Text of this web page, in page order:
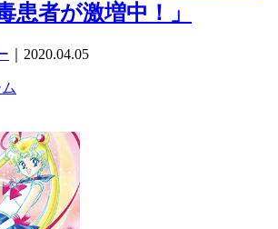
患者が激増中！」
｜2020.04.05